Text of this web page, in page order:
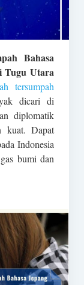
Bahasa
Tugu Utara
tersumpah
dicari di
diplomatik
kuat. Dapat
Indonesia
bumi dan